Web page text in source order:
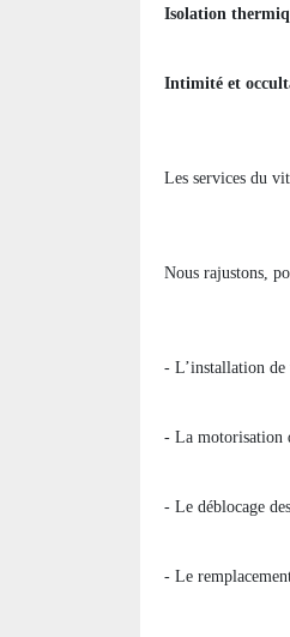
Isolation
Intimité et
Les services du
Nous rajustons,
- L’installation de
- La motorisation
- Le déblocage
- Le